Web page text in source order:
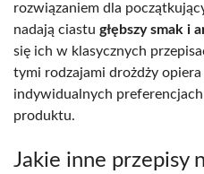
rozwiązaniem dla
nadają ciastu głębszy smak i
się ich w klasycznych
tymi rodzajami drożdży opiera
indywidualnych
produktu.
Jakie inne przepisy